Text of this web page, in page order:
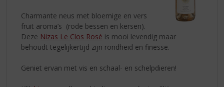
Charmante neus met bloemige en vers
fruit aroma’s (rode bessen en kersen).
Deze Nizas Le Clos Rosé is mooi levendig maar
behoudt tegelijkertijd zijn rondheid en finesse.
Geniet ervan met vis en schaal- en schelpdieren!